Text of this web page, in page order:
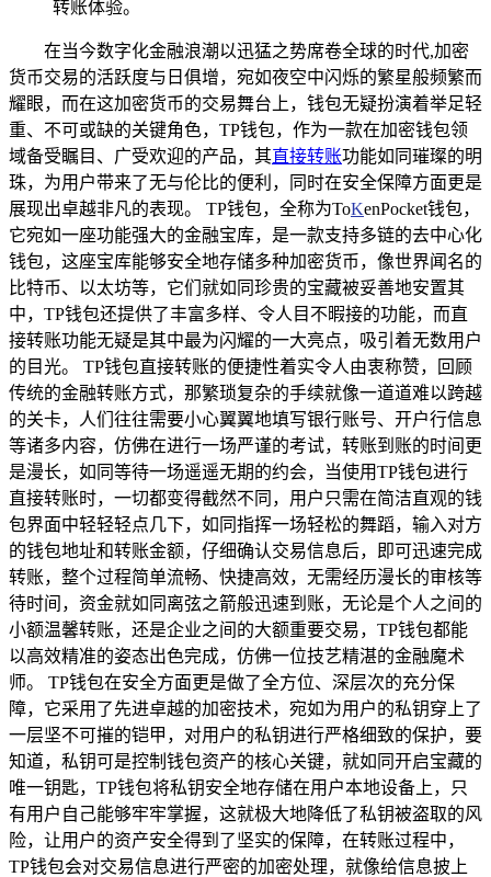
转账体验。
在当今数字化金融浪潮以迅猛之势席卷全球的时代,加密
货币交易的活跃度与日俱增，宛如夜空中闪烁的繁星般频繁而
耀眼，而在这加密货币的交易舞台上，钱包无疑扮演着举足轻
重、不可或缺的关键角色，TP钱包，作为一款在加密钱包领
域备受瞩目、广受欢迎的产品，其直接转账功能如同璀璨的明
珠，为用户带来了无与伦比的便利，同时在安全保障方面更是
展现出卓越非凡的表现。 TP钱包，全称为ToKenPocket钱包，
它宛如一座功能强大的金融宝库，是一款支持多链的去中心化
钱包，这座宝库能够安全地存储多种加密货币，像世界闻名的
比特币、以太坊等，它们就如同珍贵的宝藏被妥善地安置其
中，TP钱包还提供了丰富多样、令人目不暇接的功能，而直
接转账功能无疑是其中最为闪耀的一大亮点，吸引着无数用户
的目光。 TP钱包直接转账的便捷性着实令人由衷称赞，回顾
传统的金融转账方式，那繁琐复杂的手续就像一道道难以跨越
的关卡，人们往往需要小心翼翼地填写银行账号、开户行信息
等诸多内容，仿佛在进行一场严谨的考试，转账到账的时间更
是漫长，如同等待一场遥遥无期的约会，当使用TP钱包进行
直接转账时，一切都变得截然不同，用户只需在简洁直观的钱
包界面中轻轻轻点几下，如同指挥一场轻松的舞蹈，输入对方
的钱包地址和转账金额，仔细确认交易信息后，即可迅速完成
转账，整个过程简单流畅、快捷高效，无需经历漫长的审核等
待时间，资金就如同离弦之箭般迅速到账，无论是个人之间的
小额温馨转账，还是企业之间的大额重要交易，TP钱包都能
以高效精准的姿态出色完成，仿佛一位技艺精湛的金融魔术
师。 TP钱包在安全方面更是做了全方位、深层次的充分保
障，它采用了先进卓越的加密技术，宛如为用户的私钥穿上了
一层坚不可摧的铠甲，对用户的私钥进行严格细致的保护，要
知道，私钥可是控制钱包资产的核心关键，就如同开启宝藏的
唯一钥匙，TP钱包将私钥安全地存储在用户本地设备上，只
有用户自己能够牢牢掌握，这就极大地降低了私钥被盗取的风
险，让用户的资产安全得到了坚实的保障，在转账过程中，
TP钱包会对交易信息进行严密的加密处理，就像给信息披上